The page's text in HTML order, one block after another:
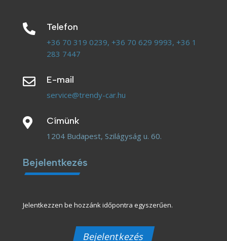
 Telefon
+36 70 319 0239, +36 70 629 9993, +36 1
283 7447
 E-mail
service@trendy-car.hu
 Címünk
1204 Budapest, Szilágyság u. 60.
Bejelentkezés
Jelentkezzen be hozzánk időpontra egyszerűen.
Bejelentkezés